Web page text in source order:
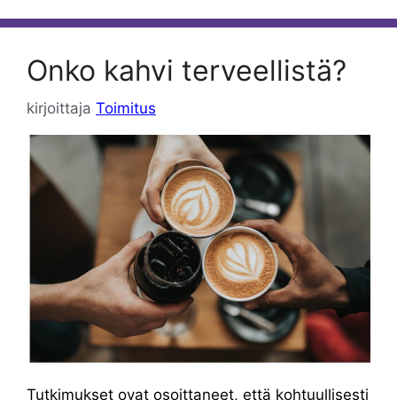
Onko kahvi terveellistä?
kirjoittaja Toimitus
Tutkimukset ovat osoittaneet, että kohtuullisesti